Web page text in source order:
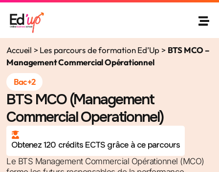
Accueil >Les parcours de formation Ed’Up > BTS MCO –
Management Commercial Opérationnel
Bac +2
BTS MCO (Management
Commercial Operationnel)
Obtenez 120 crédits ECTS grâce à ce parcours
Le BTS Management Commercial Opérationnel (MCO)